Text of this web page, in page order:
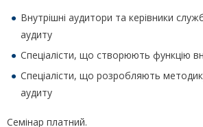
Внутрішні аудитори та керівники
аудиту
Спеціалісти, що створюють функцію
Спеціалісти, що розробляють
аудиту
Семінар платний.